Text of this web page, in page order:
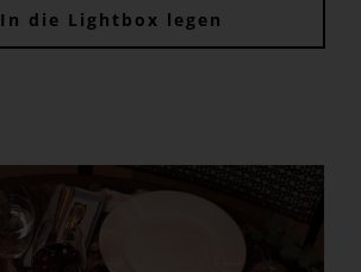
In die Lightbox legen